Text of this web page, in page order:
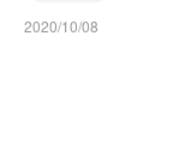
2020/10/08